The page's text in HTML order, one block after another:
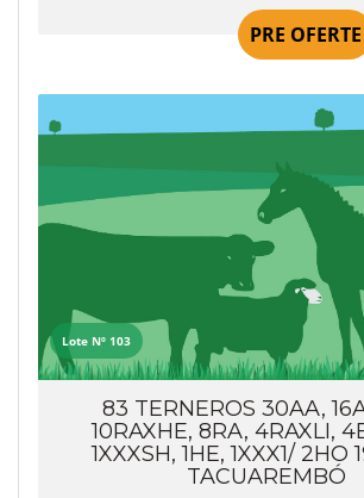
PRE OFERTE
Lote Nº 103
83 TERNEROS 30AA,
10RAXHE, 8RA, 4RAXLI,
1XXXSH, 1HE, 1XXX1/ 2HO
TACUAREMBÓ